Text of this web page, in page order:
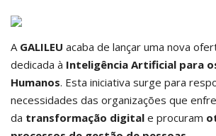
A GALILEU acaba de lançar uma nova
dedicada à Inteligência Artificial para
Humanos. Esta iniciativa surge para
necessidades das organizações que
da transformação digital e procuram